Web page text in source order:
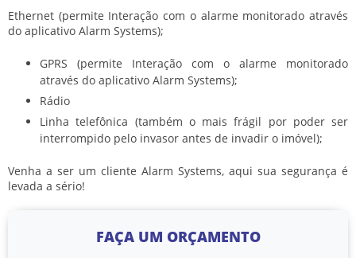
Ethernet (permite Interação com o alarme monitorado através
do aplicativo Alarm Systems);
GPRS (permite Interação com o alarme monitorado
através do aplicativo Alarm Systems);
Rádio
Linha telefônica (também o mais frágil por poder ser
interrompido pelo invasor antes de invadir o imóvel);
Venha a ser um cliente Alarm Systems, aqui sua segurança é
levada a sério!
FAÇA UM ORÇAMENTO